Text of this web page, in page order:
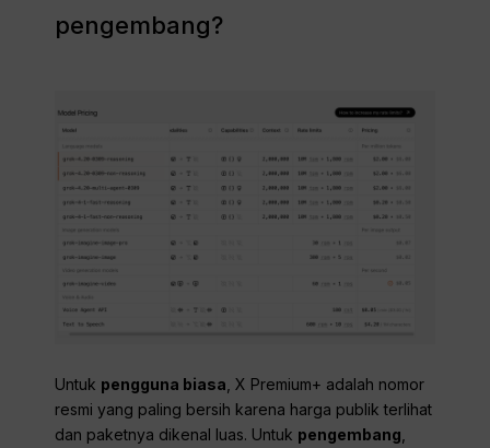
pengembang?
Untuk pengguna biasa , X Premium+ adalah nomor
resmi yang paling bersih karena harga publik terlihat
dan paketnya dikenal luas. Untuk pengembang